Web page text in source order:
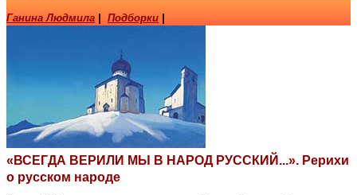
Ганина Людмила Подборки
«ВСЕГДА ВЕРИЛИ МЫ В НАРОД РУССКИЙ...». Рерихи
о русском народе